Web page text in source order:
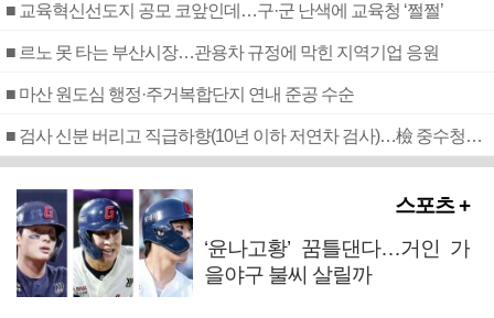
■ 교육혁신선도지 공모 코앞인데…구·군 난색에 교육청 ‘쩔쩔’
■ 르노 못 타는 부산시장…관용차 규정에 막힌 지역기업 응원
■ 마산 원도심 행정·주거복합단지 연내 준공 수순
■ 검사 신분 버리고 직급하향(10년 이하 저연차 검사)…檢 중수청행 기피
스포츠 +
‘윤나고황’ 꿈틀댄다…거인 가
을야구 불씨 살릴까